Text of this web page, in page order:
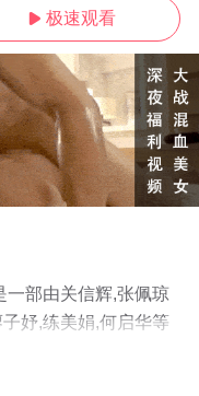
 极速观看
一部由关信辉,张佩琼
妤,练美娟,何启华等
观看高清未删减完